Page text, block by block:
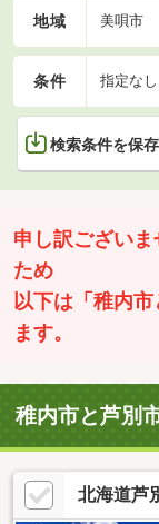
地域 美唄市
条件 指定なし
検索条件を保存
申し訳ござい
ため
以下は「稚内
ます。
稚内市と芦別
北海道芦